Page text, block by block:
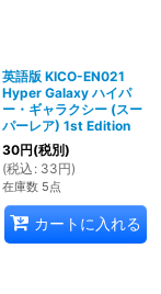
英語版 KICO-EN021
Hyper Galaxy ハイパ
ー・ギャラクシー (スー
パーレア) 1st Edition
30円(税別)
(税込 : 33円)
在庫数 5点
カートに入れる